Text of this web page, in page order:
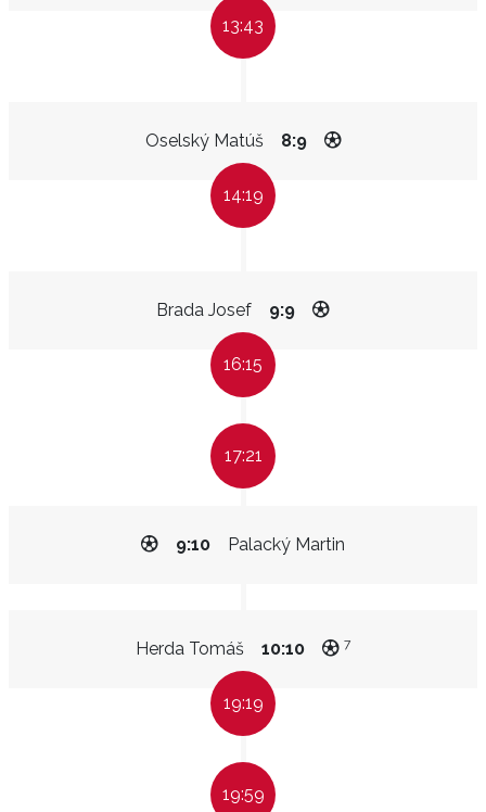
13:43
Oselský Matúš 8:9
14:19
Brada Josef 9:9
16:15
17:21
Palacký Martin
9:10
Herda Tomáš 10:10 7
19:19
19:59